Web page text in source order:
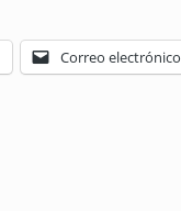
Correo electrónico